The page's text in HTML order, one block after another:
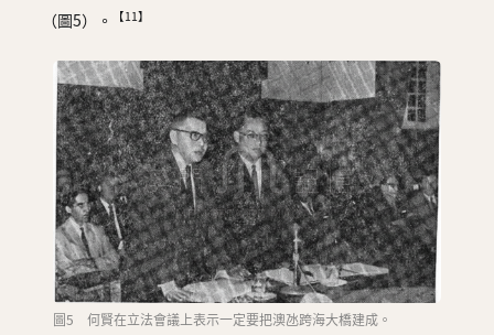
（圖5）。
【11】
圖5 何賢在立法會議上表示一定要把澳氹跨海大橋建成。